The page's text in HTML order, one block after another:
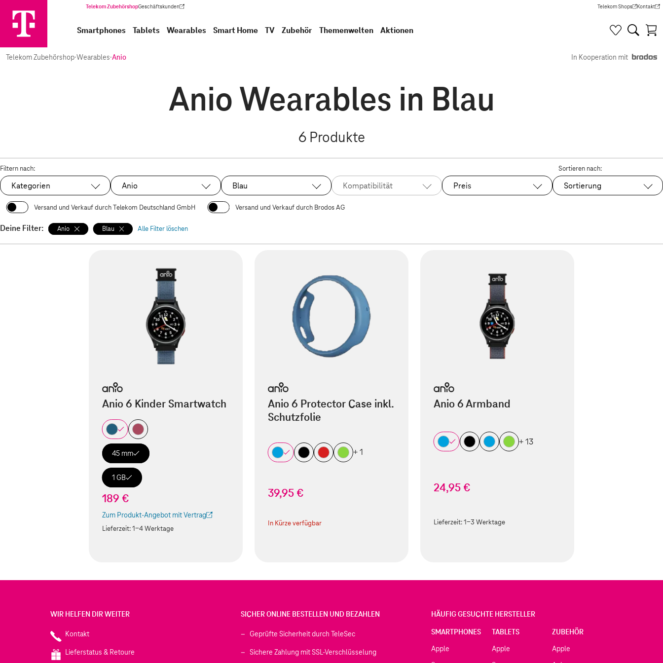
Telekom ZubehörshopGeschäftskunden
(Wird in einem neuen Tab geöffnet) Telekom Shops
(Wird in einem neuen Tab
Kontakt
(Wird in
Smartphones Tablets Wearables Smart Home TV Zubehör Themenwelten Aktionen
Telekom Zubehörshop·Wearables·Anio In Kooperation mit
Anio Wearables in Blau
6 Produkte
Filtern nach:
Kategorien Ausgewählt:
Anio Ausgewählt:
Blau Kompatibilität Preis
Sortieren nach:
Sortierung
Versand und Verkauf durch Telekom Deutschland GmbH Versand und Verkauf durch Brodos AG
Deine Filter: Anio Blau Alle Filter löschen
Anio 6 Kinder Smartwatch
45 mm
1 GB
189 €
Zum Produkt-Angebot mit Vertrag
(Der Link wird in einem neuen Tab geöffnet)
Lieferzeit:1-4 Werktage
Anio 6 Protector Case inkl.
Schutzfolie
+ 1
39,95 €
In Kürze verfügbar
Anio 6 Armband
+ 13
24,95 €
Lieferzeit:1-3 Werktage
WIR HELFEN DIR WEITER
Kontakt
Lieferstatus & Retoure
SICHER ONLINE BESTELLEN UND BEZAHLEN
Geprüfte Sicherheit durch TeleSec
Sichere Zahlung mit SSL-Verschlüsselung
HÄUFIG GESUCHTE HERSTELLER
SMARTPHONES
Apple
TABLETS
Apple
ZUBEHÖR
Apple